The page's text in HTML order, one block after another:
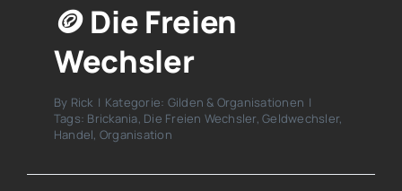
🪙 Die Freien
Wechsler
By Rick | Kategorie: Gilden & Organisationen |
Tags: Brickania, Die Freien Wechsler,Geldwechsler,
Handel, Organisation